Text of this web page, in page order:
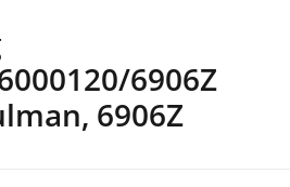
6906Z
6906Z